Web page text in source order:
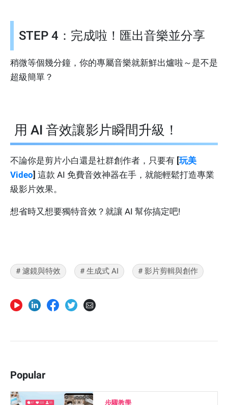
STEP 4：完成啦！匯出音樂並分享
稍微等個幾分鐘，你的專屬音樂就新鮮出爐啦～是不是
超級簡單？
用 AI 音效讓影片瞬間升級！
不論你是剪片小白還是社群創作者，只要有 [玩美
Video] 這款 AI 免費音效神器在手，就能輕鬆打造專業
級影片效果。
想省時又想要獨特音效？就讓 AI 幫你搞定吧!
# 濾鏡與特效 # 生成式 AI # 影片剪輯與創作
Popular
步驟教學